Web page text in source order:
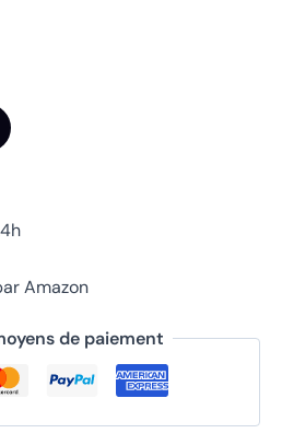
Amazon
de paiement